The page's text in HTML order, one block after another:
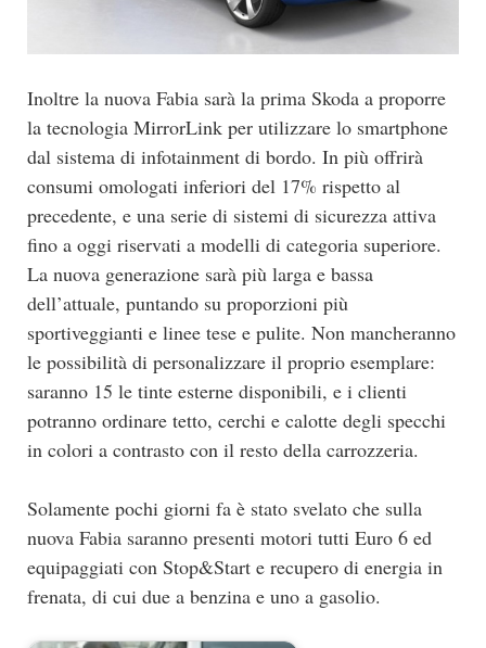
Inoltre la nuova Fabia sarà la prima Skoda a proporre
la tecnologia MirrorLink per utilizzare lo smartphone
dal sistema di infotainment di bordo. In più offrirà
consumi omologati inferiori del 17% rispetto al
precedente, e una serie di sistemi di sicurezza attiva
fino a oggi riservati a modelli di categoria superiore.
La nuova generazione sarà più larga e bassa
dell’attuale, puntando su proporzioni più
sportiveggianti e linee tese e pulite. Non mancheranno
le possibilità di personalizzare il proprio esemplare:
saranno 15 le tinte esterne disponibili, e i clienti
potranno ordinare tetto, cerchi e calotte degli specchi
in colori a contrasto con il resto della carrozzeria.
Solamente pochi giorni fa è stato svelato che sulla
nuova Fabia saranno presenti motori tutti Euro 6 ed
equipaggiati con Stop&Start e recupero di energia in
frenata, di cui due a benzina e uno a gasolio.